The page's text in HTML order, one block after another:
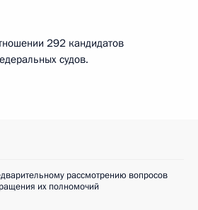
292 кандидатов
судов.
рассмотрению вопросов
их полномочий